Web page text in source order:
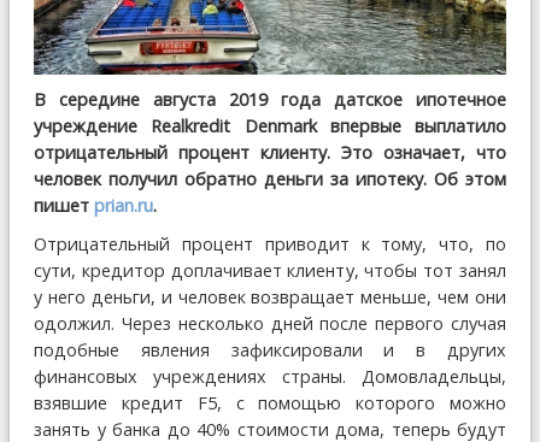
В середине августа 2019 года датское ипотечное
учреждение Realkredit Denmark впервые выплатило
отрицательный процент клиенту. Это означает, что
человек получил обратно деньги за ипотеку. Об этом
пишет prian.ru.
Отрицательный процент приводит к тому, что, по
сути, кредитор доплачивает клиенту, чтобы тот занял
у него деньги, и человек возвращает меньше, чем они
одолжил. Через несколько дней после первого случая
подобные явления зафиксировали и в других
финансовых учреждениях страны. Домовладельцы,
взявшие кредит F5, с помощью которого можно
занять у банка до 40% стоимости дома, теперь будут